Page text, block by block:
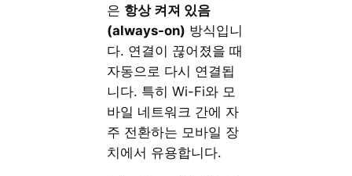
은 항상 켜져 있음
(always-on) 방식입니
다. 연결이 끊어졌을 때
자동으로 다시 연결됩
니다. 특히 Wi-Fi와 모
바일 네트워크 간에 자
주 전환하는 모바일 장
치에서 유용합니다.